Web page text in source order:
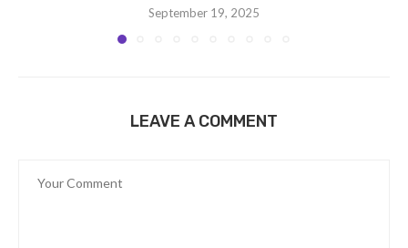
September 19, 2025
LEAVE A COMMENT